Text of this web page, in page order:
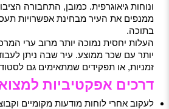
ונוחות גיאוגרפית. כמובן, התחבורה
ממנפים את העיר מבחינת אפשרויות
בתוכה.
העלות יחסית נמוכה יותר מרוב ערי
יותר עם שכר ממוצע. עיר שבה ניתן
זמניות, או תפקידים שמתאימים גם
דרכים אפקטיביות
לעקוב אחרי לוחות מודעות מקומיים